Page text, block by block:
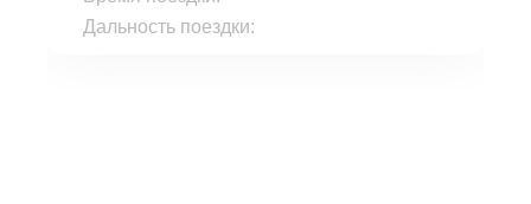
Дальность поездки: